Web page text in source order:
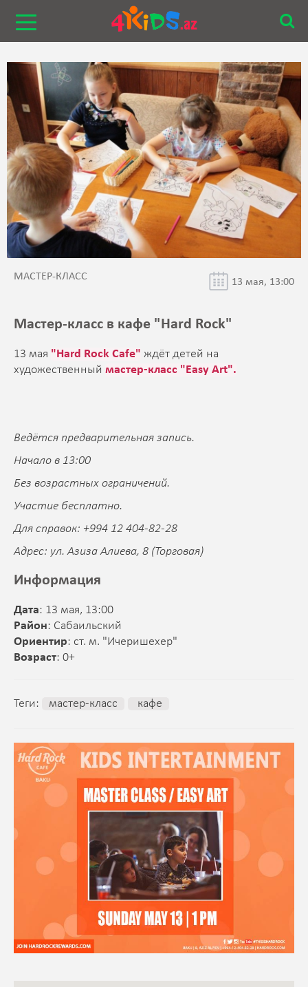
МАСТЕР-КЛАСС 13 мая, 13:00
Мастер-класс в кафе "Hard Rock"
13 мая "Hard Rock Cafe" ждёт детей на
художественный мастер-класс "Easy Art".
Ведётся предварительная запись.
Начало в 13:00
Без возрастных ограничений.
Участие бесплатно.
Для справок: +994 12 404-82-28
Адрес: ул. Азиза Алиева, 8 (Торговая)
Информация
Дата: 13 мая, 13:00
Район: Сабаильский
Ориентир: ст. м. "Ичеришехер"
Возраст: 0+
Теги: мастер-класс кафе